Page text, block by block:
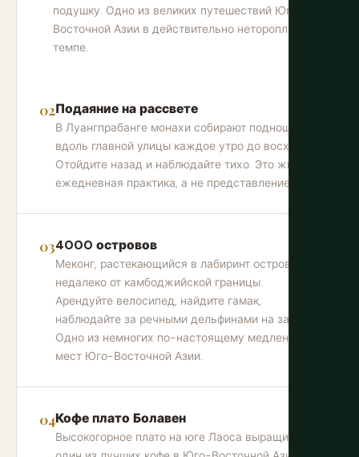
подушку. Одно из великих путешествий Юго-
Восточной Азии в действительно неторопливом
темпе.
Подаяние на рассвете
В Луангпрабанге монахи собирают подношения
вдоль главной улицы каждое утро до восхода.
Отойдите назад и наблюдайте тихо. Это живая
ежедневная практика, а не представление.
4000 островов
Меконг, растекающийся в лабиринт островов
недалеко от камбоджийской границы.
Арендуйте велосипед, найдите гамак,
наблюдайте за речными дельфинами на закате.
Одно из немногих по-настоящему медленных
мест Юго-Восточной Азии.
Кофе плато Болавен
Высокогорное плато на юге Лаоса выращивает